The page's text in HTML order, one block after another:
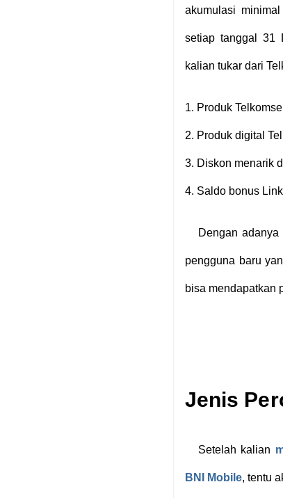
akumulasi
setiap tanggal 31
kalian tukar dari
1. Produk
2. Produk digital
3. Diskon menarik
4. Saldo bonus
Dengan
pengguna baru
bisa mendapatkan
Jenis
Setelah kalian
BNI Mobile, tentu